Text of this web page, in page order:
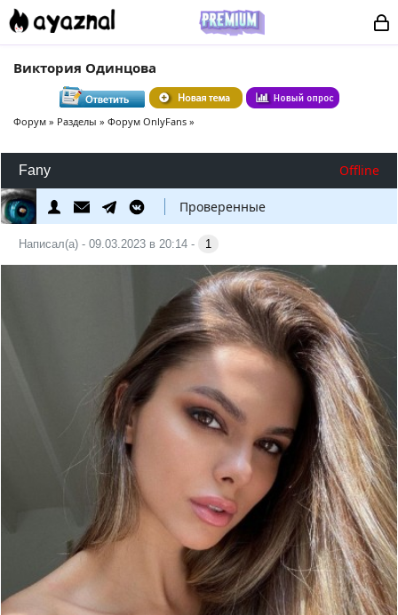
Виктория Одинцова
Форум » Разделы » Форум OnlyFans »
Fany Offline
Проверенные
Написал(а) - 09.03.2023 в 20:14 - 1